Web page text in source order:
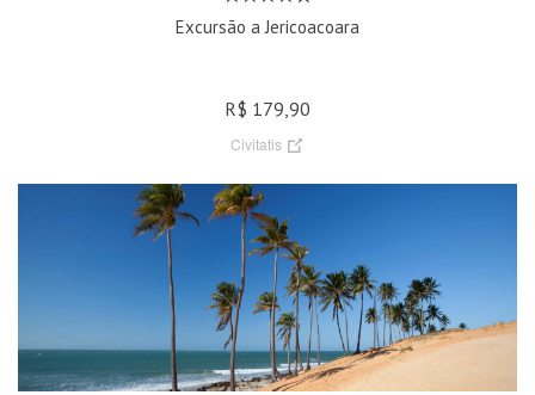
Excursão a Jericoacoara
R$ 179,90
Civitatis